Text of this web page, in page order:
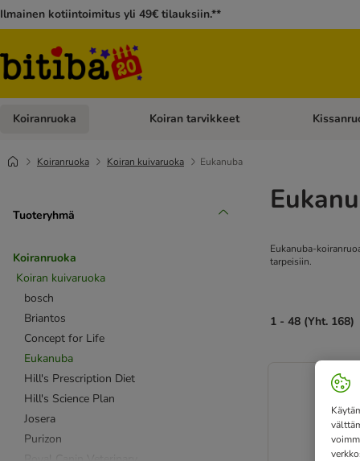
Ilmainen kotiintoimitus yli 49€ tilauksiin.**
Koiranruoka Avaa kategoriavalikko: Koiranruoka
Koiran tarvikkeet Avaa
Koiranruoka Koiran kuivaruoka Eukanuba
Tuoteryhmä
Koiranruoka
Koiran kuivaruoka
bosch
Briantos
Concept for Life
Eukanuba
Hill's Prescription Diet
Hill's Science Plan
Josera
Purizon
Eukanuba-
tarpeisiin.
1 - 48 (Yht. 168)